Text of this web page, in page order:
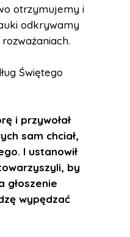
otrzymujemy i
odkrywamy
Świętego
i przywołał
sam chciał,
I ustanowił
by
głoszenie
wypędzać